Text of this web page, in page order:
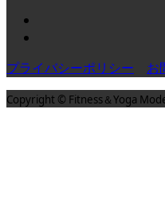
プライバシーポリシー お
Copyright © Fitness＆Yoga